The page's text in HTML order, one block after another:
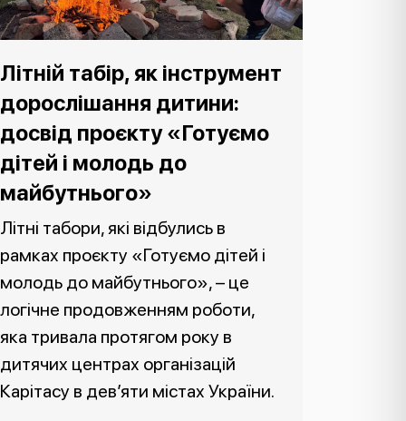
Літній табір, як інструмент
дорослішання дитини:
досвід проєкту «Готуємо
дітей і молодь до
майбутнього»
Літні табори, які відбулись в
рамках проєкту «Готуємо дітей і
молодь до майбутнього», – це
логічне продовженням роботи,
яка тривала протягом року в
дитячих центрах організацій
Карітасу в дев’яти містах України.